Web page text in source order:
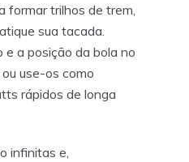
formar trilhos de trem,
sua tacada.
e a posição da bola no
use-os como
rápidos de longa
infinitas e,